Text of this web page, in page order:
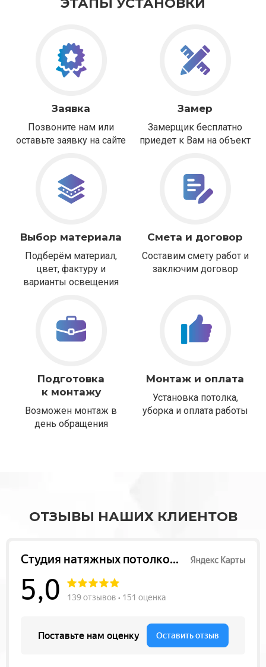
ЭТАПЫ УСТАНОВКИ
Заявка
Позвоните нам или
оставьте заявку на сайте
Замер
Замерщик бесплатно
приедет к Вам на объект
Выбор материала
Подберём материал,
цвет, фактуру и
варианты освещения
Смета и договор
Составим смету работ и
заключим договор
Подготовка
к монтажу
Возможен монтаж в
день обращения
Монтаж и оплата
Установка потолка,
уборка и оплата работы
ОТЗЫВЫ НАШИХ КЛИЕНТОВ